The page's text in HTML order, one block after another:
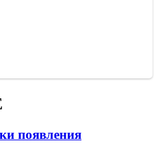
появления